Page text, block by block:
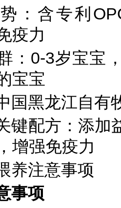
：含专利
疫力
：0-3岁宝宝
宝宝
国黑龙江自有
键配方：添加
增强免疫力
养注意事项
事项